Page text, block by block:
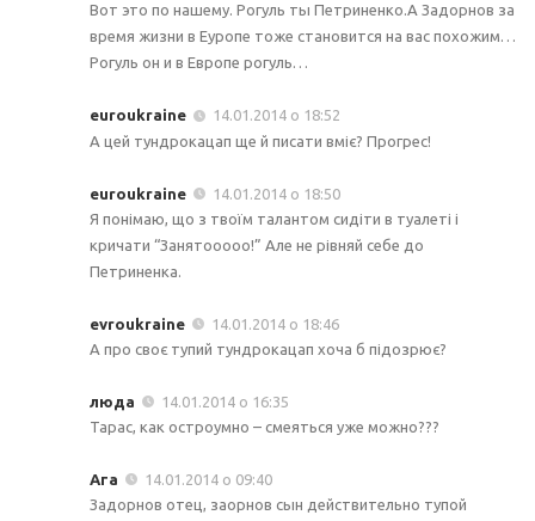
Вот это по нашему. Рогуль ты Петриненко.А Задорнов за
время жизни в Еуропе тоже становится на вас похожим…
Рогуль он и в Европе рогуль…
euroukraine
14.01.2014 о 18:52
А цей тундрокацап ще й писати вміє? Прогрес!
euroukraine
14.01.2014 о 18:50
Я понімаю, що з твоїм талантом сидіти в туалеті і
кричати “Занятооооо!” Але не рівняй себе до
Петриненка.
evroukraine
14.01.2014 о 18:46
А про своє тупий тундрокацап хоча б підозрює?
люда
14.01.2014 о 16:35
Тарас, как остроумно – смеяться уже можно???
Ага
14.01.2014 о 09:40
Задорнов отец, заорнов сын действительно тупой